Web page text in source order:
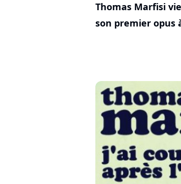
Thomas Marfisi
son premier opus